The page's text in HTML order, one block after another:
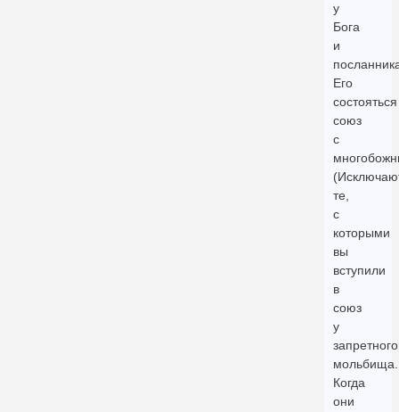
у
Бога
и
Его
состояться
союз
с
те,
с
которыми
вы
вступили
в
союз
у
запретного
мольбища.
Когда
они